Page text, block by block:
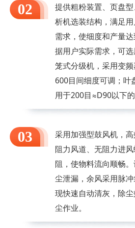
02
提供粗粉装置、页盘
析机选装结构，满足
需求，使细度和产量
据用户实际需求，可
笼式分级机，采用变
600目间细度可调；叶
用于200目≈D90以下的
03
采用加强型鼓风机，
阻力风道、无阻力进
阻，使物料流向顺畅
尘泄漏，余风采用脉
现快速自动清灰，除
尘作业。